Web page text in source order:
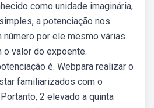
como unidade imaginária,
a potenciação nos
por ele mesmo várias
valor do expoente.
é. Webpara realizar o
familiarizados com o
2 elevado a quinta